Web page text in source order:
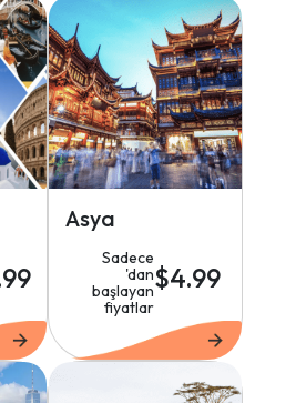
Asya
Sadece
'dan
başlayan
fiyatlar
$4.99